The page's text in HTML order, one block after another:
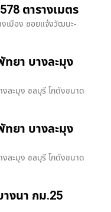
ตารางเมตร
เมือง ซอยแจ้งวัฒนะ-
ทยา บางละมุง
งละมุง ชลบุรี โกดังขนาด
ทยา บางละมุง
งละมุง ชลบุรี โกดังขนาด
างนา กม.25